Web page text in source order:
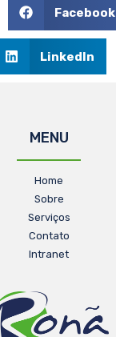
Facebook
LinkedIn
MENU
Home
Sobre
Serviços
Contato
Intranet